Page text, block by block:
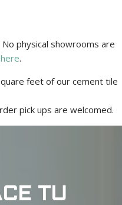
physical showrooms are
here.
feet of our cement tile
pick ups are welcomed.
TU